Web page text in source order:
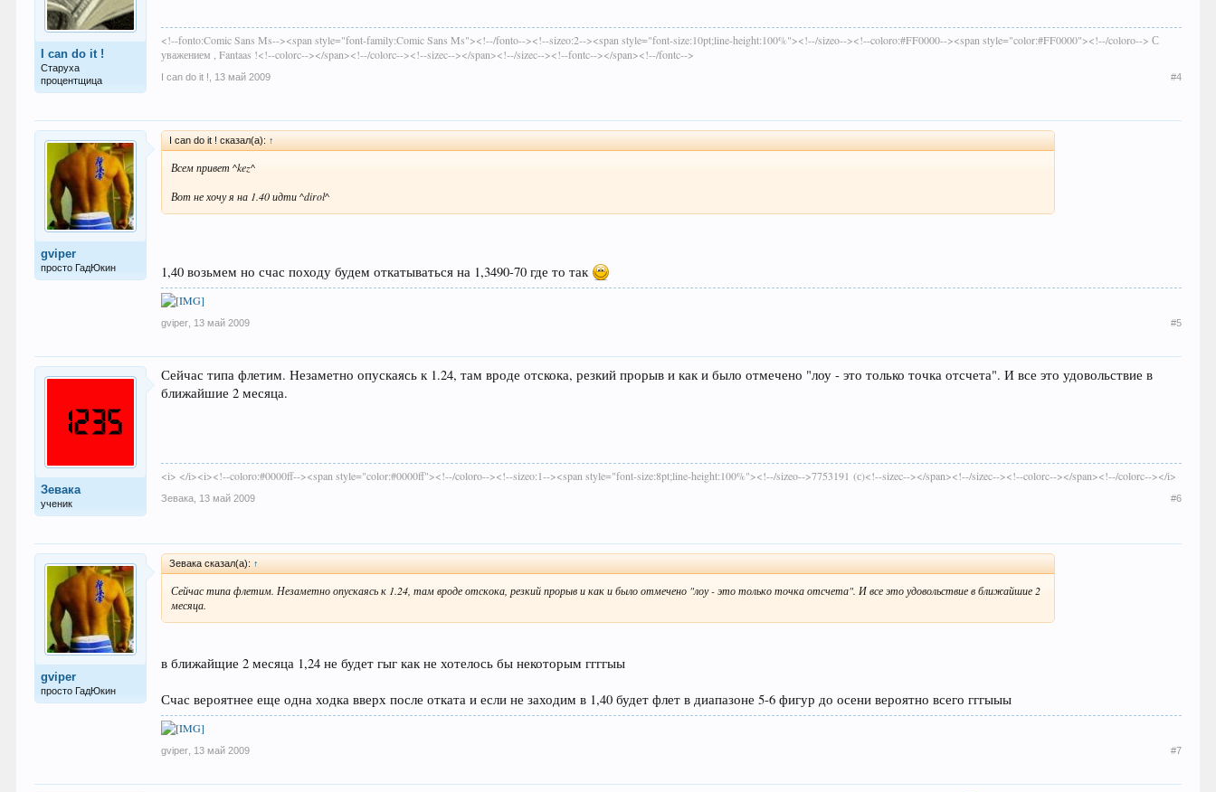
I can do it !
Старуха
процентщица
<!--fonto:Comic Sans Ms--><span style="font-family:Comic Sans Ms"><!--/fonto--><!--sizeo:2--><span style="font-size:10pt;line-height:100%"><!--/sizeo--><!--coloro:#FF0000--><span style="color:#FF0000"><!--/coloro--> С
уважением , Fantaas !<!--colorc--></span><!--/colorc--><!--sizec--></span><!--/sizec--><!--fontc--></span><!--/fontc-->
I can do it ! 13 май 2009 #4
gviper
просто ГадЮкин
I can do it ! сказал(а): ↑
Всем привет ^kez^
Вот не хочу я на 1.40 идти ^dirol^
1,40 возьмем но счас походу будем откатываться на 1,3490-70 где то так
gviper 13 май 2009 #5
Зевака
ученик
Сейчас типа флетим. Незаметно опускаясь к 1.24, там вроде отскока, резкий прорыв и как и было отмечено "лоу - это только точка отсчета". И все это удовольствие в
ближайшие 2 месяца.
<i> </i><i><!--coloro:#0000ff--><span style="color:#0000ff"><!--/coloro--><!--sizeo:1--><span style="font-size:8pt;line-height:100%"><!--/sizeo-->7753191 (с)<!--sizec--></span><!--/sizec--><!--colorc--></span><!--/colorc--></i>
Зевака 13 май 2009 #6
gviper
просто ГадЮкин
Зевака сказал(а): ↑
Сейчас типа флетим. Незаметно опускаясь к 1.24, там вроде отскока, резкий прорыв и как и было отмечено "лоу - это только точка отсчета". И все это удовольствие в ближайшие 2
месяца.
в ближайщие 2 месяца 1,24 не будет гыг как не хотелось бы некоторым ггггыы
Счас вероятнее еще одна ходка вверх после отката и если не заходим в 1,40 будет флет в диапазоне 5-6 фигур до осени вероятно всего гггыыы
gviper 13 май 2009 #7